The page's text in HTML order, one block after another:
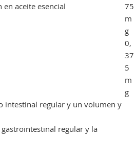
aceite esencial
75
m
g
0,
37
5
m
g
intestinal regular y un volumen y
regular y la